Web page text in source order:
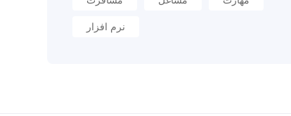
نرم افزار